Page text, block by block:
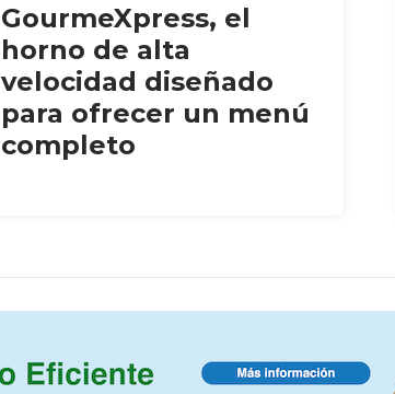
GourmeXpress, el
horno de alta
velocidad diseñado
para ofrecer un menú
completo